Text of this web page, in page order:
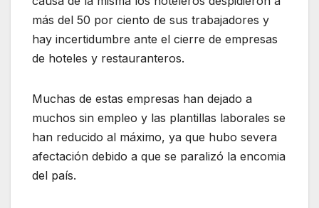
más del 50 por ciento de sus trabajadores y
hay incertidumbre ante el cierre de empresas
de hoteles y restauranteros.
Muchas de estas empresas han dejado a
muchos sin empleo y las plantillas laborales se
han reducido al máximo, ya que hubo severa
afectación debido a que se paralizó la encomia
del país.